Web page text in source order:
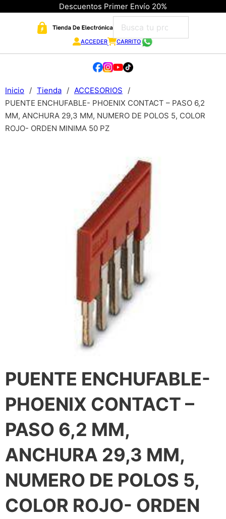
Descuentos Primer Envío 20%
ACCEDER CARRITO
Inicio / Tienda / ACCESORIOS
/
PUENTE ENCHUFABLE- PHOENIX CONTACT – PASO 6,2
MM, ANCHURA 29,3 MM, NUMERO DE POLOS 5, COLOR
ROJO- ORDEN MINIMA 50 PZ
PUENTE ENCHUFABLE-
PHOENIX CONTACT –
PASO 6,2 MM,
ANCHURA 29,3 MM,
NUMERO DE POLOS 5,
COLOR ROJO- ORDEN